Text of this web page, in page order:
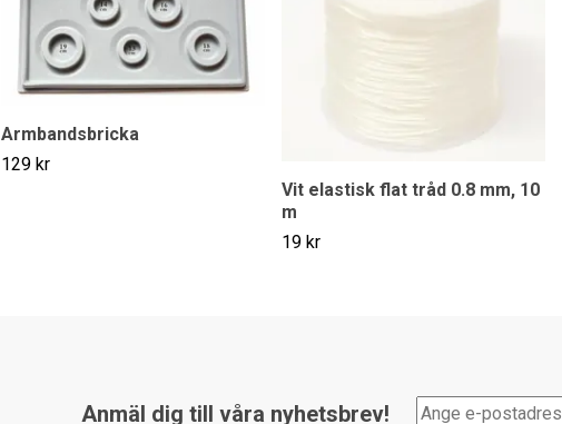
Armbandsbricka
129 kr
Vit elastisk flat tråd 0.8 mm, 10
m
19 kr
Anmäl dig till våra nyhetsbrev!